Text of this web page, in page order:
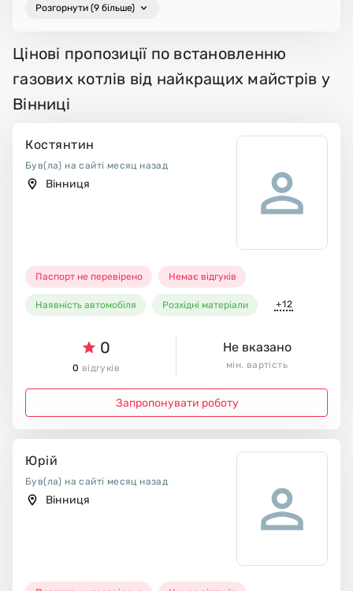
Розгорнути (9 більше)
Цінові пропозиції по встановленню
газових котлів від найкращих майстрів у
Вінниці
Костянтин
Був(ла) на сайті месяц назад
Вінниця
Паспорт не перевірено Немає відгуків
Наявність автомобіля Розхідні матеріали +12
0
0 відгуків
Не вказано
мін. вартість
Запропонувати роботу
Юрій
Був(ла) на сайті месяц назад
Вінниця